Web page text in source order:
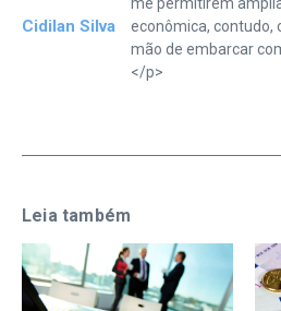
Cidilan Silva
econômica, contudo,
mão de embarcar
</p>
Leia também